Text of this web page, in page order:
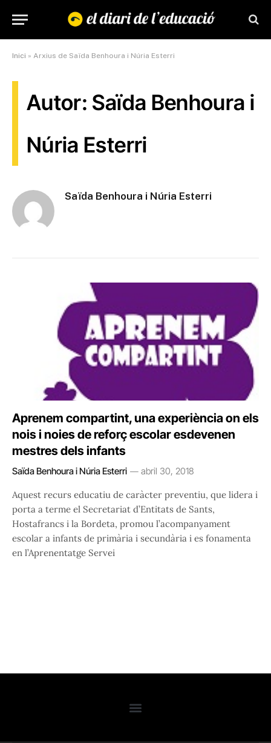
Inici » Arxius de Saïda Benhoura i Núria Esterri
Autor: Saïda Benhoura i
Núria Esterri
Saïda Benhoura i Núria Esterri
Aprenem compartint, una experiència on els
nois i noies de reforç escolar esdevenen
mestres dels infants
Saïda Benhoura i Núria Esterri abril 30, 2018
Aquest recurs educatiu de caràcter preventiu, que lidera i
porta a terme el Secretariat d’Entitats de Sants,
Hostafrancs i la Bordeta, promou l’acompanyament
escolar a infants de primària i secundària i es fonamenta
en l’Aprenentatge Servei